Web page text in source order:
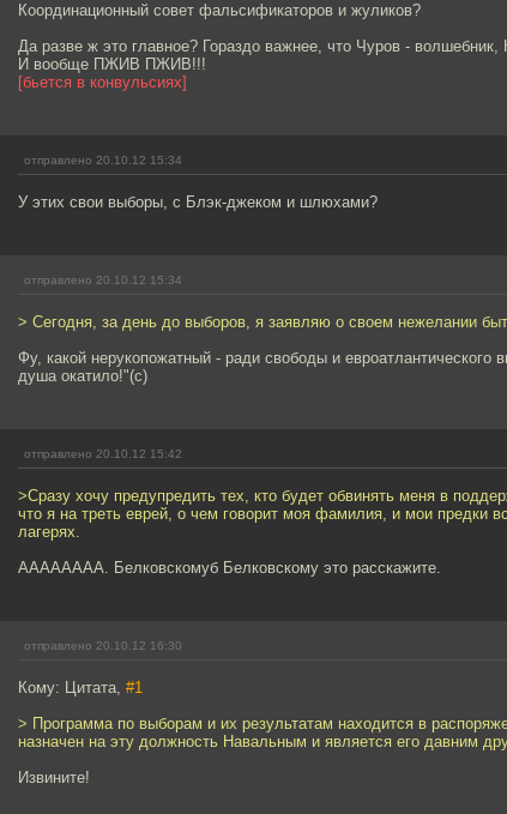
Координационный совет фальсификаторов и жуликов?
Да разве ж это главное? Гораздо важнее, что Чуров -
И вообще ПЖИВ ПЖИВ!!!
[бьется в конвульсиях]
отправлено 20.10.12 15:34
У этих свои выборы, с Блэк-джеком и шлюхами?
отправлено 20.10.12 15:34
> Сегодня, за день до выборов, я заявляю о своем нежелании
Фу, какой нерукопожатный - ради свободы и
душа окатило!"(с)
отправлено 20.10.12 15:42
>Сразу хочу предупредить тех, кто будет обвинять меня в
что я на треть еврей, о чем говорит моя фамилия, и мои предки
лагерях.
АААААААА. Белковскомуб Белковскому это расскажите.
отправлено 20.10.12 16:30
Кому: Цитата, #1
> Программа по выборам и их результатам находится в
назначен на эту должность Навальным и является его давним
Извините!